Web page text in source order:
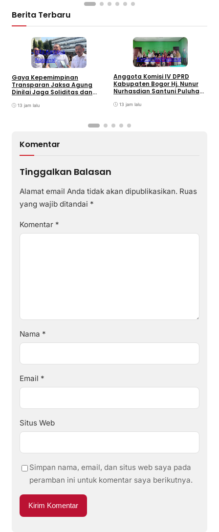
Berita Terbaru
Info Kampus
Nasional
Gaya Kepemimpinan
Transparan Jaksa Agung
Dinilai Jaga Soliditas dan
Adhyaksa
13 jam lalu
KomunitasNasional
Anggota Komisi IV DPRD
Kabupaten Bogor Hj. Nunur
Nurhasdian Santuni Puluhan
13 jam lalu
Komentar
Tinggalkan Balasan
Alamat email Anda tidak akan dipublikasikan. Ruas
yang wajib ditandai *
Komentar *
Nama *
Email *
Situs Web
Simpan nama, email, dan situs web saya pada
peramban ini untuk komentar saya berikutnya.